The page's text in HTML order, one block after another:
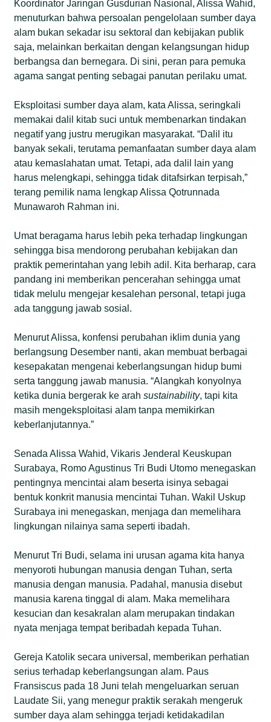
Koordinator Jaringan Gusdurian Nasional, Alissa Wahid,
menuturkan bahwa persoalan pengelolaan sumber daya
alam bukan sekadar isu sektoral dan kebijakan publik
saja, melainkan berkaitan dengan kelangsungan hidup
berbangsa dan bernegara. Di sini, peran para pemuka
agama sangat penting sebagai panutan perilaku umat.
Eksploitasi sumber daya alam, kata Alissa, seringkali
memakai dalil kitab suci untuk membenarkan tindakan
negatif yang justru merugikan masyarakat. “Dalil itu
banyak sekali, terutama pemanfaatan sumber daya alam
atau kemaslahatan umat. Tetapi, ada dalil lain yang
harus melengkapi, sehingga tidak ditafsirkan terpisah,”
terang pemilik nama lengkap Alissa Qotrunnada
Munawaroh Rahman ini.
Umat beragama harus lebih peka terhadap lingkungan
sehingga bisa mendorong perubahan kebijakan dan
praktik pemerintahan yang lebih adil. Kita berharap, cara
pandang ini memberikan pencerahan sehingga umat
tidak melulu mengejar kesalehan personal, tetapi juga
ada tanggung jawab sosial.
Menurut Alissa, konfensi perubahan iklim dunia yang
berlangsung Desember nanti, akan membuat berbagai
kesepakatan mengenai keberlangsungan hidup bumi
serta tanggung jawab manusia. “Alangkah konyolnya
ketika dunia bergerak ke arahsustainability, tapi kita
masih mengeksploitasi alam tanpa memikirkan
keberlanjutannya.”
Senada Alissa Wahid, Vikaris Jenderal Keuskupan
Surabaya, Romo Agustinus Tri Budi Utomo menegaskan
pentingnya mencintai alam beserta isinya sebagai
bentuk konkrit manusia mencintai Tuhan. Wakil Uskup
Surabaya ini menegaskan, menjaga dan memelihara
lingkungan nilainya sama seperti ibadah.
Menurut Tri Budi, selama ini urusan agama kita hanya
menyoroti hubungan manusia dengan Tuhan, serta
manusia dengan manusia. Padahal, manusia disebut
manusia karena tinggal di alam. Maka memelihara
kesucian dan kesakralan alam merupakan tindakan
nyata menjaga tempat beribadah kepada Tuhan.
Gereja Katolik secara universal, memberikan perhatian
serius terhadap keberlangsungan alam. Paus
Fransiscus pada 18 Juni telah mengeluarkan seruan
Laudate Sii, yang menegur praktik serakah mengeruk
sumber daya alam sehingga terjadi ketidakadilan